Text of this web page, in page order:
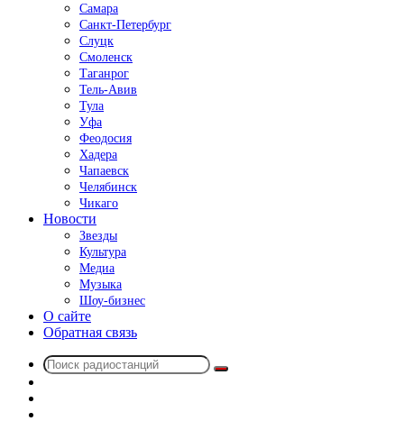
Самара
Санкт-Петербург
Слуцк
Смоленск
Таганрог
Тель-Авив
Тула
Уфа
Феодосия
Хадера
Чапаевск
Челябинск
Чикаго
Новости
Звезды
Культура
Медиа
Музыка
Шоу-бизнес
О сайте
Обратная связь
Поиск